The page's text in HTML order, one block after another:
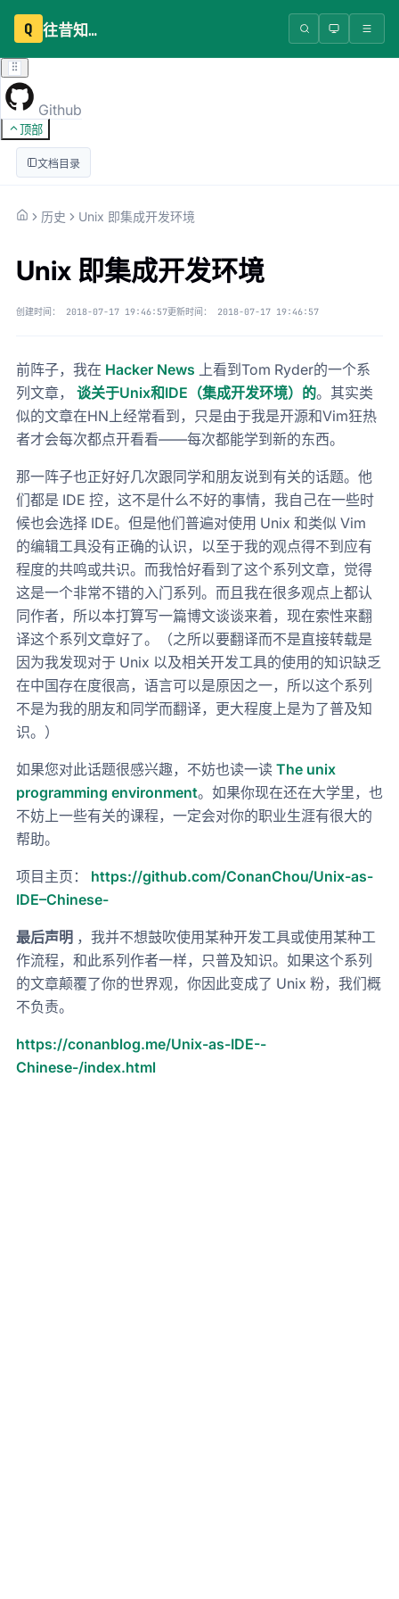
Q 往昔知识库
Github
顶部
文档目录
历史 Unix 即集成开发环境
Unix 即集成开发环境
创建时间： 2018-07-17 19:46:57更新时间： 2018-07-17 19:46:57
前阵子，我在 Hacker News 上看到Tom Ryder的一个系
列文章， 谈关于Unix和IDE（集成开发环境）的。其实类
似的文章在HN上经常看到，只是由于我是开源和Vim狂热
者才会每次都点开看看——每次都能学到新的东西。
那一阵子也正好好几次跟同学和朋友说到有关的话题。他
们都是 IDE 控，这不是什么不好的事情，我自己在一些时
候也会选择 IDE。但是他们普遍对使用 Unix 和类似 Vim
的编辑工具没有正确的认识，以至于我的观点得不到应有
程度的共鸣或共识。而我恰好看到了这个系列文章，觉得
这是一个非常不错的入门系列。而且我在很多观点上都认
同作者，所以本打算写一篇博文谈谈来着，现在索性来翻
译这个系列文章好了。（之所以要翻译而不是直接转载是
因为我发现对于 Unix 以及相关开发工具的使用的知识缺乏
在中国存在度很高，语言可以是原因之一，所以这个系列
不是为我的朋友和同学而翻译，更大程度上是为了普及知
识。）
如果您对此话题很感兴趣，不妨也读一读 The unix
programming environment。如果你现在还在大学里，也
不妨上一些有关的课程，一定会对你的职业生涯有很大的
帮助。
项目主页： https://github.com/ConanChou/Unix-as-
IDE–Chinese-
最后声明 ，我并不想鼓吹使用某种开发工具或使用某种工
作流程，和此系列作者一样，只普及知识。如果这个系列
的文章颠覆了你的世界观，你因此变成了 Unix 粉，我们概
不负责。
https://conanblog.me/Unix-as-IDE--
Chinese-/index.html